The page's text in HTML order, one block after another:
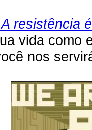
resistência
vida como
nos